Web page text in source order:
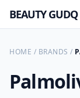
BEAUTY GUDQ
HOME / BRANDS /